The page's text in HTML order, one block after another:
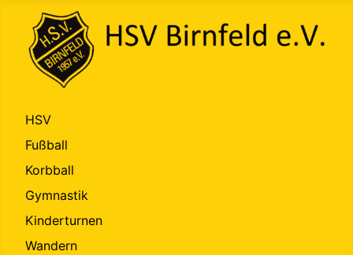
HSV
Fußball
Korbball
Gymnastik
Kinderturnen
Wandern